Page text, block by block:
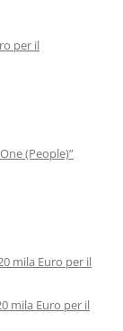
per il
(People)”
mila Euro per il
mila Euro per il